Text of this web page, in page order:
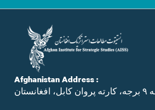
Afghanistan Address :